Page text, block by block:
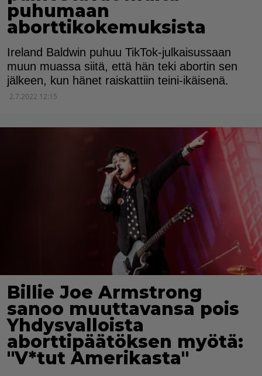
puhumaan
aborttikokemuksista
Ireland Baldwin puhuu TikTok-julkaisussaan
muun muassa siitä, että hän teki abortin sen
jälkeen, kun hänet raiskattiin teini-ikäisenä.
2.7.2022 12:15
Billie Joe Armstrong
sanoo muuttavansa pois
Yhdysvalloista
aborttipäätöksen myötä:
"V*tut Amerikasta"